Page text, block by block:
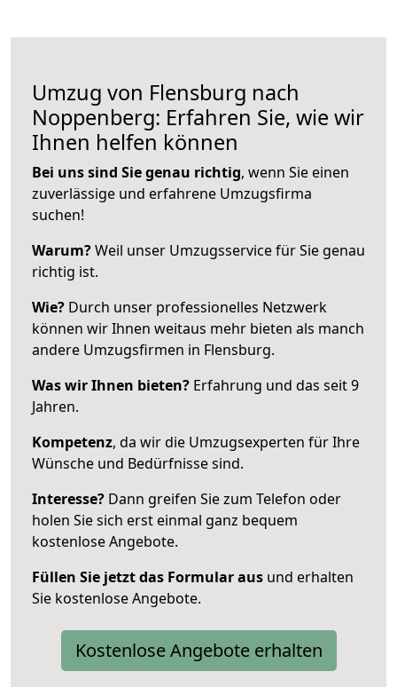
Umzug von Flensburg nach
Noppenberg: Erfahren Sie, wie wir
Ihnen helfen können
Bei uns sind Sie genau richtig, wenn Sie einen
zuverlässige und erfahrene Umzugsfirma
suchen!
Warum?Weil unser Umzugsservice für Sie genau
richtig ist.
Wie? Durch unser professionelles Netzwerk
können wir Ihnen weitaus mehr bieten als manch
andere Umzugsfirmen in Flensburg.
Was wir Ihnen bieten? Erfahrung und das seit 9
Jahren.
Kompetenz, da wir die Umzugsexperten für Ihre
Wünsche und Bedürfnisse sind.
Interesse? Dann greifen Sie zum Telefon oder
holen Sie sich erst einmal ganz bequem
kostenlose Angebote.
Füllen Sie jetzt das Formular aus und erhalten
Sie kostenlose Angebote.
Kostenlose Angebote erhalten